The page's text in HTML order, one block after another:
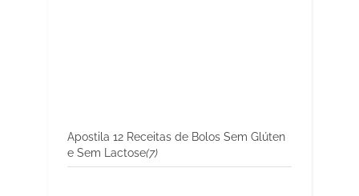
Apostila 12 Receitas de Bolos Sem Glúten
e Sem Lactose(7)